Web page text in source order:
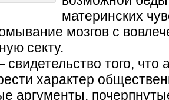
материнских
мозгов с
секту.
того, что
характер
аргументы,